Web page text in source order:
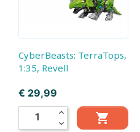
CyberBeasts: TerraTops,
1:35, Revell
Prijs
€ 29,99
expand_less
expand_more
